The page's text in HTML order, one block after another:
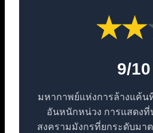
★★
9/10
มหากาพย์แห่งการล้างแค้น
อันหนักหน่วง การแสดงที่
สงครามมังกรที่ยกระดับมา